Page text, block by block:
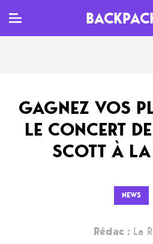
Clips
Live
Documentaires
Dossiers
Tops
GAGNEZ VOS
LE CONCERT
SCOTT À
NEWS
Rédac : La